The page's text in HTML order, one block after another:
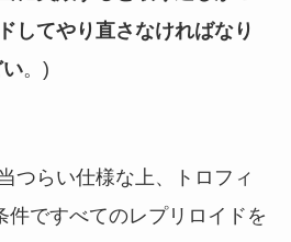
してやり直さなければなり
。)
つらい仕様な上、トロフィ
件ですべてのレプリロイドを